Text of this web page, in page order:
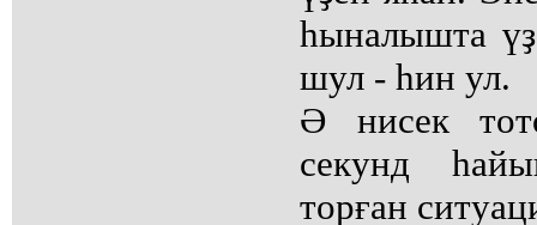
һыналышта
шул - һин ул.
Ә нисек
секунд
торған